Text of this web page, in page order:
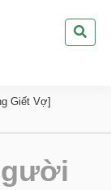
Giết Vợ]